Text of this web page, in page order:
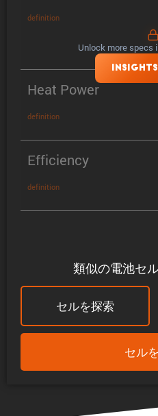
類似の電池セ
セルを探索
セル
definition
Heat Power
definition
Efficiency
definition
Unlock more specs